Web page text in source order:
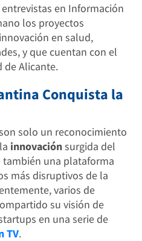
en Información
los proyectos
en salud,
y que cuentan con el
de Alicante.
Conquista la
solo un reconocimiento
innovaciónsurgida del
una plataforma
más disruptivos de la
varios de
su visión de
en una serie de
TV.